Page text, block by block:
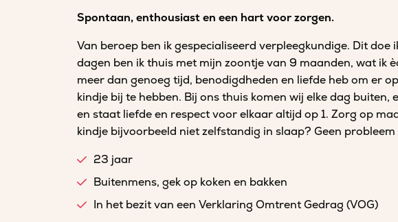
Spontaan, enthousiast en een hart voor zorgen.
Van beroep ben ik gespecialiseerd verpleegkundige. Dit doe
dagen ben ik thuis met mijn zoontje van 9 maanden, wat ik
meer dan genoeg tijd, benodigdheden en liefde heb om er
kindje bij te hebben. Bij ons thuis komen wij elke dag buiten,
en staat liefde en respect voor elkaar altijd op 1. Zorg op
kindje bijvoorbeeld niet zelfstandig in slaap? Geen probleem
23 jaar
Buitenmens, gek op koken en bakken
In het bezit van een Verklaring Omtrent Gedrag (VOG)